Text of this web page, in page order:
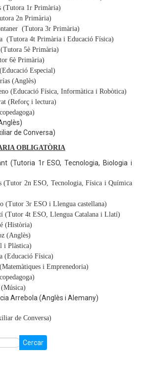
i documentació matrícula
(Tutora 1r Primària)
2n Primària)
(Tutora 3r Primària)
(Tutora 4t Primària i Educació Física)
5è Primària)
6è Primària)
Especial)
(Anglès)
(Educació Física, Informàtica i Robòtica)
(Reforç i lectura)
de Conversa)
OBLIGATÒRIA
(Tutoria 1r ESO, Tecnologia, Biologia i
(Tutor 2n ESO, Tecnologia, Física i Química
(Tutor 3r ESO i Llengua castellana)
(Tutor 4t ESO, Llengua Catalana i Llatí)
(Història)
(Anglès)
i Plàstica)
(Educació Física)
i Emprenedoria)
Arrebola (Anglès i Alemany)
de Conversa)
Cercar